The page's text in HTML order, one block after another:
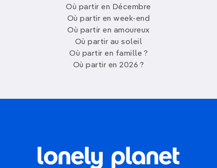
Où partir en Décembre
Où partir en week-end
Où partir en amoureux
Où partir au soleil
Où partir en famille ?
Où partir en 2026 ?